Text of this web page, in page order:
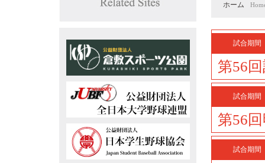
ホーム
試合期間
第56
試合期間
第56
試合期間